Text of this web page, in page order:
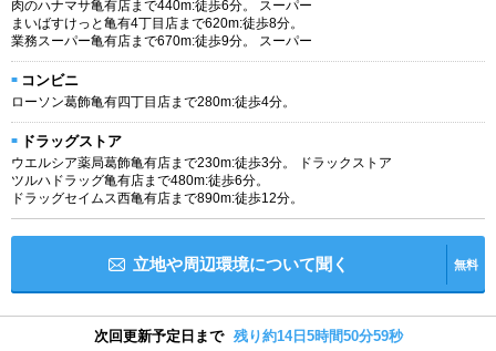
肉のハナマサ亀有店まで440m:徒歩6分。 スーパー
まいばすけっと亀有4丁目店まで620m:徒歩8分。
業務スーパー亀有店まで670m:徒歩9分。 スーパー
コンビニ
ローソン葛飾亀有四丁目店まで280m:徒歩4分。
ドラッグストア
ウエルシア薬局葛飾亀有店まで230m:徒歩3分。 ドラックストア
ツルハドラッグ亀有店まで480m:徒歩6分。
ドラッグセイムス西亀有店まで890m:徒歩12分。
立地や周辺環境について聞く 無料
次回更新予定日まで 残り約14日5時間50分59秒